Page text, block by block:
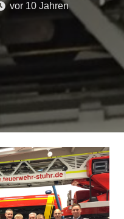
vor 10 Jahren